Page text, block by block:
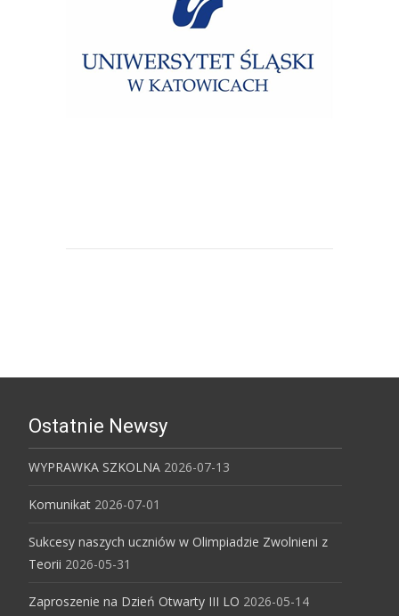
Ostatnie Newsy
WYPRAWKA SZKOLNA 2026-07-13
Komunikat 2026-07-01
Sukcesy naszych uczniów w Olimpiadzie Zwolnieni z
Teorii 2026-05-31
Zaproszenie na Dzień Otwarty III LO 2026-05-14